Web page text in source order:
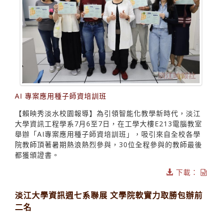
AI 專案應用種子師資培訓班
【賴映秀淡水校園報導】為引領智能化教學新時代，淡江
大學資訊工程學系7月6至7日，在工學大樓E213電腦教室
舉辦「AI專案應用種子師資培訓班」，吸引來自全校各學
院教師頂著暑期熱浪熱烈參與，30位全程參與的教師最後
都獲頒證書。
下載：
淡江大學資訊週七系聯展 文學院軟實力取勝包辦前
二名